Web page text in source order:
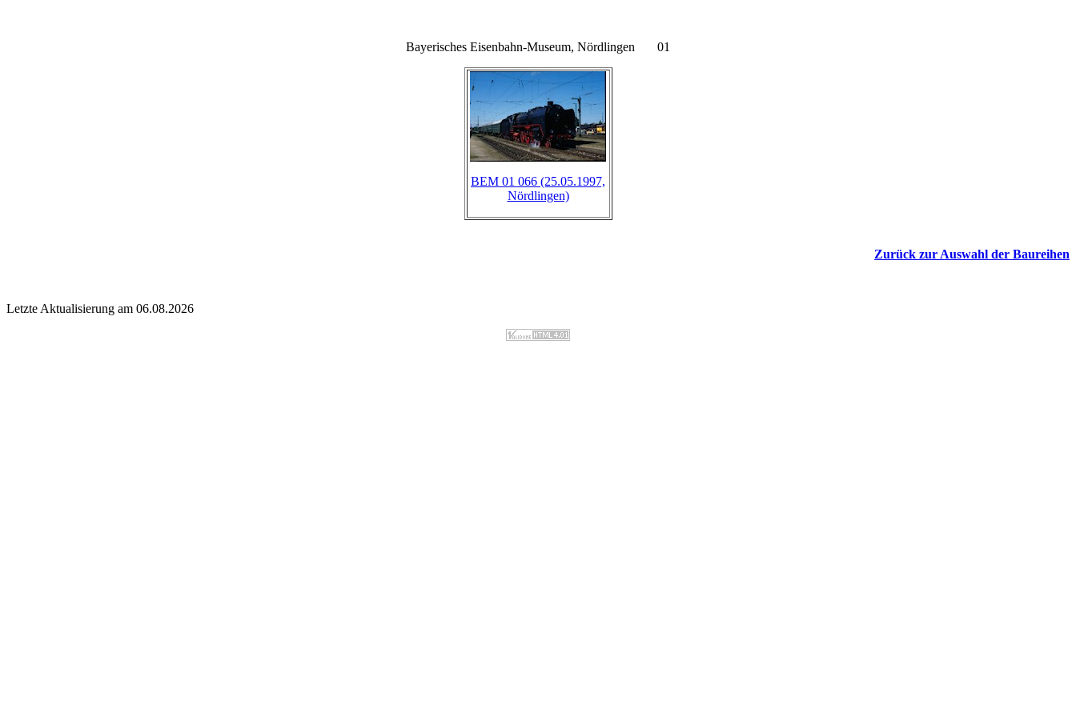
Bayerisches Eisenbahn-Museum, Nördlingen 01
BEM 01 066 (25.05.1997,
Nördlingen)
Zurück zur Auswahl der Baureihen
Letzte Aktualisierung am 06.08.2026